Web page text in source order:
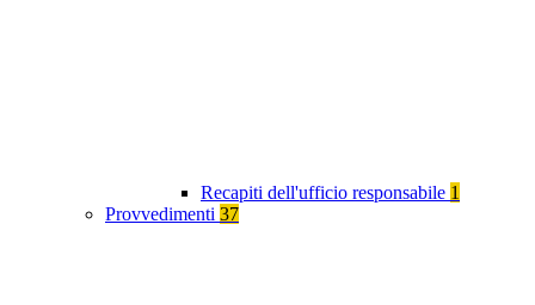
Recapiti dell'ufficio responsabile 1
Provvedimenti 37